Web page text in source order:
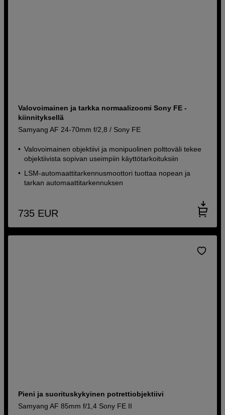
Valovoimainen ja tarkka normaalizoomi Sony FE -
kiinnityksellä
Samyang AF 24-70mm f/2,8 / Sony FE
Valovoimainen objektiivi ja monipuolinen polttoväli tekee
objektiivista sopivan useimpiin käyttötarkoituksiin
LSM-automaattitarkennusmoottori tuottaa nopean ja
tarkan automaattitarkennuksen
735 EUR
Pieni ja suorituskykyinen potrettiobjektiivi
Samyang AF 85mm f/1,4 Sony FE II